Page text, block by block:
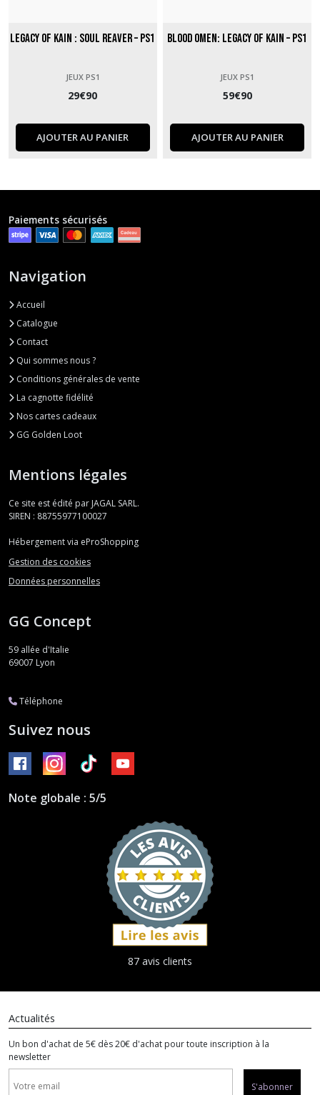
Legacy of Kain : Soul Reaver – PS1
JEUX PS1
29€90
AJOUTER AU PANIER
Blood Omen: Legacy of Kain – PS1
JEUX PS1
59€90
AJOUTER AU PANIER
Paiements sécurisés
Navigation
Accueil
Catalogue
Contact
Qui sommes nous ?
Conditions générales de vente
La cagnotte fidélité
Nos cartes cadeaux
GG Golden Loot
Mentions légales
Ce site est édité par JAGAL SARL.
SIREN : 88755977100027
Hébergement via eProShopping
Gestion des cookies
Données personnelles
GG Concept
59 allée d'Italie
69007 Lyon
Téléphone
Suivez nous
Note globale : 5/5
87 avis clients
Actualités
Un bon d'achat de 5€ dès 20€ d'achat pour toute inscription à la
newsletter
S'abonner